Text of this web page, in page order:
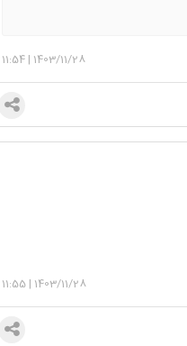
1403/11/28
|
11:54
1403/11/28
|
11:55